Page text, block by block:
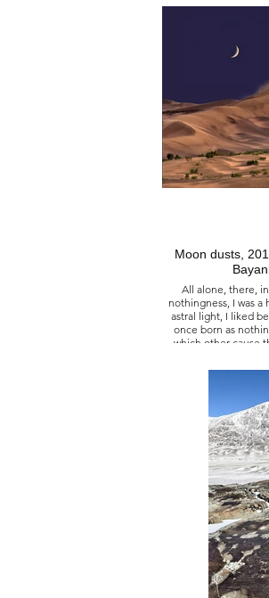
Moon dusts,
All alone, there,
nothingness, I was
astral light, I liked
once born as
which other cause
heaven and earth,
Dunes de
Tout seul, là, au
homme
Couché le nez en
la poussière
pas grand-chose,
autre cause que
frontière, sans
terre, à l’intérieur
dans la